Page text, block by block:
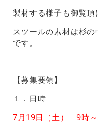
製材する様子も御覧頂
スツールの素材は杉
です。
【募集要領】
１．日時
7月19日（土） 9時